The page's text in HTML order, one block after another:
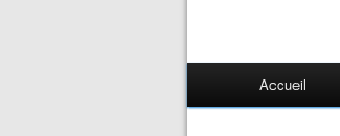
Accueil